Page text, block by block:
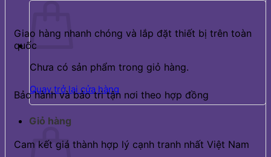
Chưa có sản phẩm trong giỏ hàng.
Quay trở lại cửa hàng
Giỏ hàng
Giao hàng nhanh chóng và lắp đặt thiết bị trên toàn
quốc
Bảo hành và bảo trì tận nơi theo hợp đồng
Cam kết giá thành hợp lý cạnh tranh nhất Việt Nam